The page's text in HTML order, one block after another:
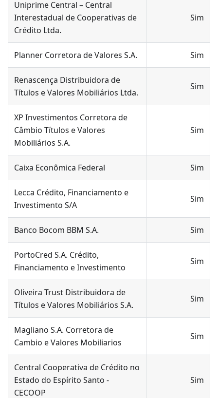
Uniprime Central – Central
Interestadual de Cooperativas de
Crédito Ltda.
Sim
Planner Corretora de Valores S.A. Sim
Renascença Distribuidora de
Títulos e Valores Mobiliários Ltda.
Sim
XP Investimentos Corretora de
Câmbio Títulos e Valores
Mobiliários S.A.
Sim
Caixa Econômica Federal Sim
Lecca Crédito, Financiamento e
Investimento S/A
Sim
Banco Bocom BBM S.A. Sim
PortoCred S.A. Crédito,
Financiamento e Investimento
Sim
Oliveira Trust Distribuidora de
Títulos e Valores Mobiliários S.A.
Sim
Magliano S.A. Corretora de
Cambio e Valores Mobiliarios
Sim
Central Cooperativa de Crédito no
Estado do Espírito Santo -
CECOOP
Sim